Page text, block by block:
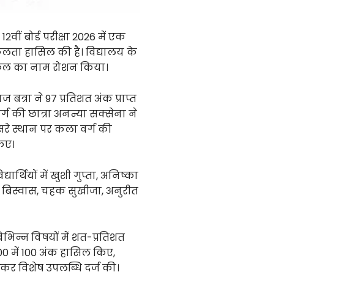
बोर्ड परीक्षा 2026 में एक
हासिल की है। विद्यालय के
का नाम रोशन किया।
बत्रा ने 97 प्रतिशत अंक प्राप्त
की छात्रा अनन्या सक्सेना ने
स्थान पर कला वर्ग की
में खुशी गुप्ता, अनिष्का
बिस्वास, चहक सुखीजा, अनुरीत
विषयों में शत-प्रतिशत
में 100 अंक हासिल किए,
विशेष उपलब्धि दर्ज की।